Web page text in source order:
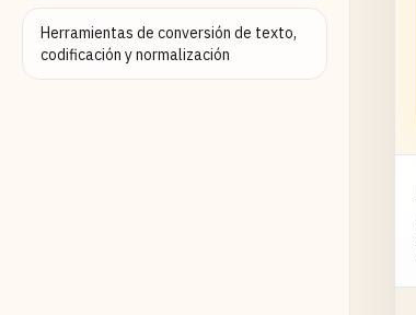
Herramientas de conversión de texto,
codificación y normalización